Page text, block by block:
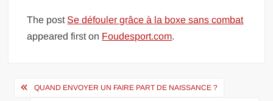
The post Se défouler grâce à la boxe sans combat
appeared first on Foudesport.com.
Navigation
QUAND ENVOYER UN FAIRE PART DE NAISSANCE ?